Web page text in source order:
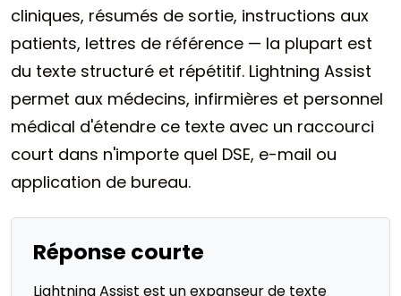
cliniques, résumés de sortie, instructions aux
patients, lettres de référence — la plupart est
du texte structuré et répétitif. Lightning Assist
permet aux médecins, infirmières et personnel
médical d'étendre ce texte avec un raccourci
court dans n'importe quel DSE, e-mail ou
application de bureau.
Réponse courte
Lightning Assist est un expanseur de texte